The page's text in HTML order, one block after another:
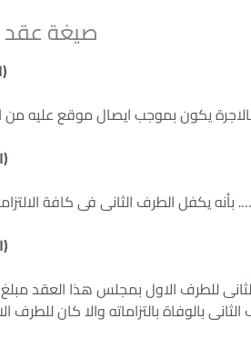
صيغة عقد
بالاجرة يكون بموجب ايصال موقع عليه من
بأنه يكفل الطرف الثانى فى كافة
للطرف الاول بمجلس هذا العقد
بالوفاة بالتزاماته والا كان